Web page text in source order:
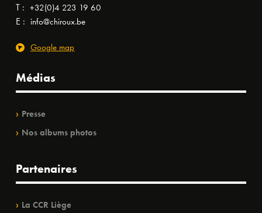
T : +32(0)4 223 19 60
E : info@chiroux.be
Google map
Médias
Presse
Nos albums photos
Partenaires
La CCR Liège